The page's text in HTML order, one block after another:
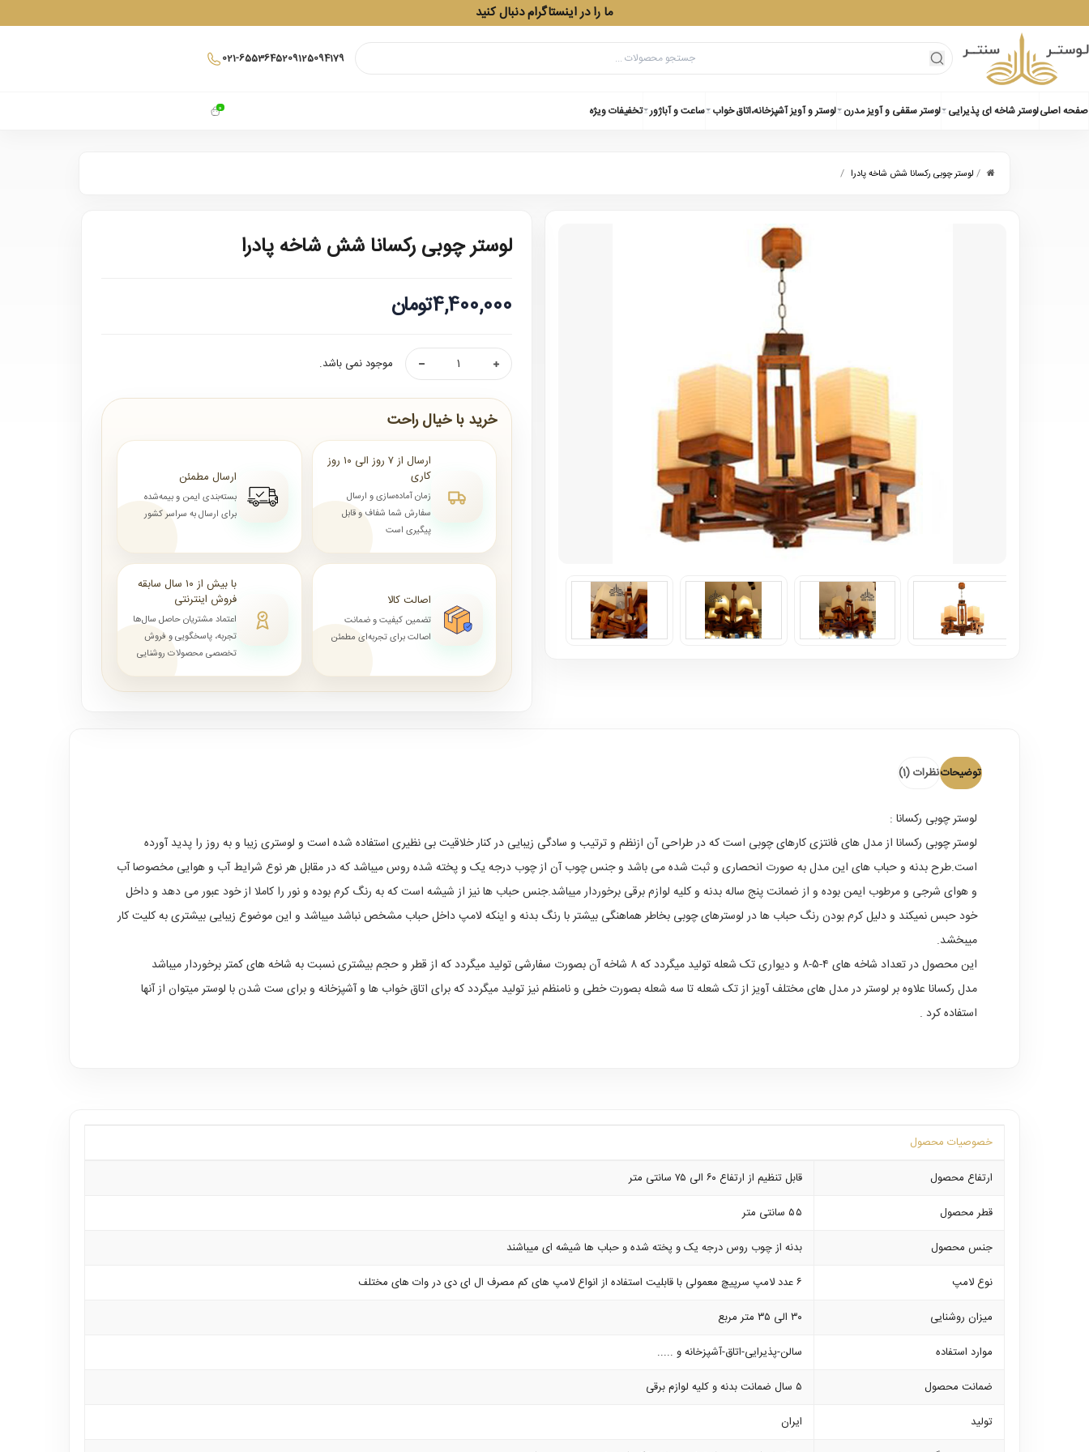
ما را در اینستاگرام دنبال کنید
021-6553645209125094179
0 صفحه اصلیلوستر شاخه ای پذیرایی لوستر سقفی و آویز مدرن لوستر و آویز آشپزخانه،اتاق خواب ساعت و آباژور تخفیفات ویژه
/ لوستر چوبی رکسانا شش شاخه پادرا /
لوستر چوبی رکسانا شش شاخه پادرا
4,400,000تومان
موجود نمی باشد.
خرید با خیال راحت
ارسال از ۷ روز الی ۱۰ روز
کاری
زمان آماده‌سازی و ارسال
سفارش شما شفاف و قابل
پیگیری است
ارسال مطمئن
بسته‌بندی ایمن و بیمه‌شده
برای ارسال به سراسر کشور
اصالت کالا
تضمین کیفیت و ضمانت
اصالت برای تجربه‌ای مطمئن
با بیش از ۱۰ سال سابقه
فروش اینترنتی
اعتماد مشتریان حاصل سال‌ها
تجربه، پاسخگویی و فروش
تخصصی محصولات روشنایی
توضیحاتنظرات (1)
لوستر چوبی رکسانا :
لوستر چوبی رکسانا از مدل های فانتزی کارهای چوبی است که در طراحی آن ازنظم و ترتیب و سادگی زیبایی در کنار خلاقیت بی نظیری استفاده شده است و لوستری زیبا و به روز را پدید آورده
است.طرح بدنه و حباب های این مدل به صورت انحصاری و ثبت شده می باشد و جنس چوب آن از چوب درجه یک و پخته شده روس میباشد که در مقابل هر نوع شرایط آب و هوایی مخصوصا آب
و هوای شرجی و مرطوب ایمن بوده و از ضمانت پنج ساله بدنه و کلیه لوازم برقی برخوردار میباشد.جنس حباب ها نیز از شیشه است که به رنگ کرم بوده و نور را کاملا از خود عبور می دهد و داخل
خود حبس نمیکند و دلیل کرم بودن رنگ حباب ها در لوسترهای چوبی بخاطر هماهنگی بیشتر با رنگ بدنه و اینکه لامپ داخل حباب مشخص نباشد میباشد و این موضوع زیبایی بیشتری به کلیت کار
میبخشد.
این محصول در تعداد شاخه های ۴-۵-۸ و دیواری تک شعله تولید میگردد که ۸ شاخه آن بصورت سفارشی تولید میگردد که از قطر و حجم بیشتری نسبت به شاخه های کمتر برخوردار میباشد
مدل رکسانا علاوه بر لوستر در مدل های مختلف آویز از تک شعله تا سه شعله بصورت خطی و نامنظم نیز تولید میگردد که برای اتاق خواب ها و آشپزخانه و برای ست شدن با لوستر میتوان از آنها
استفاده کرد .
خصوصیات محصول
ارتفاع محصول
قابل تنظیم از ارتفاع ۶۰ الی ۷۵ سانتی متر
قطر محصول
۵۵ سانتی متر
جنس محصول
بدنه از چوب روس درجه یک و پخته شده و حباب ها شیشه ای میباشند
نوع لامپ
۶ عدد لامپ سرپیچ معمولی با قابلیت استفاده از انواع لامپ های کم مصرف ال ای دی در وات های مختلف
میزان روشنایی
۳۰ الی ۳۵ متر مربع
موارد استفاده
سالن-پذیرایی-اتاق-آشپزخانه و .....
ضمانت محصول
۵ سال ضمانت بدنه و کلیه لوازم برقی
تولید
ایران